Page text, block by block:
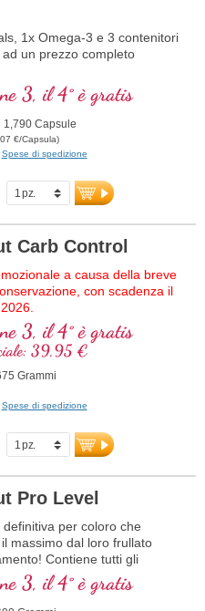
1x Omega-3 e 3 contenitori
un prezzo completo
3, il 4° è gratis
1,790 Capsule
€/Capsula)
Spese di spedizione
Carb Control
a causa della breve
con scadenza il
per coloro che
dal loro prodotto per
Contiene l'intero spettro di
(EAA) e aminoacidi
(BCAA), combinati con
acetil-L-carnitina per
energetico. Senza
Potenziato con D-Pinitol
biodisponibilità dei
da medici, prodotto in
qualità superiore per il tuo
informazioni su Workout
3, il 4° è gratis
39,95 €
Grammi
Spese di spedizione
Pro Level
definitiva per coloro che
massimo dal loro frullato
Contiene tutti gli
essenziali (EAA) oltre ai BCAA,
creatina per più energia
3, il 4° è gratis